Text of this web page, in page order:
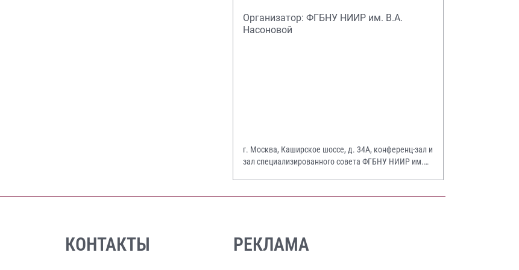
Организатор: ФГБНУ НИИР им. В.А.
Насоновой
г. Москва, Каширское шоссе, д. 34А, конференц-зал и
зал специализированного совета ФГБНУ НИИР им.
КОНТАКТЫ РЕКЛАМА